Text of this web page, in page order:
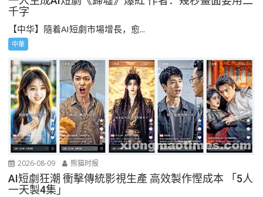
千字
【中华】隨着AI短劇市場增長，愈...
中華
2026-08-09 熊猫时报
AI短劇狂潮 衝擊傳統影視生產 高效製作慳成本 「5人
一天製4集」